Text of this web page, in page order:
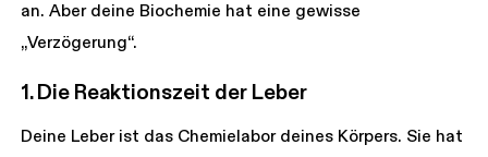
an. Aber deine Biochemie hat eine gewisse
„Verzögerung“.
1. Die Reaktionszeit der Leber
Deine Leber ist das Chemielabor deines Körpers. Sie hat